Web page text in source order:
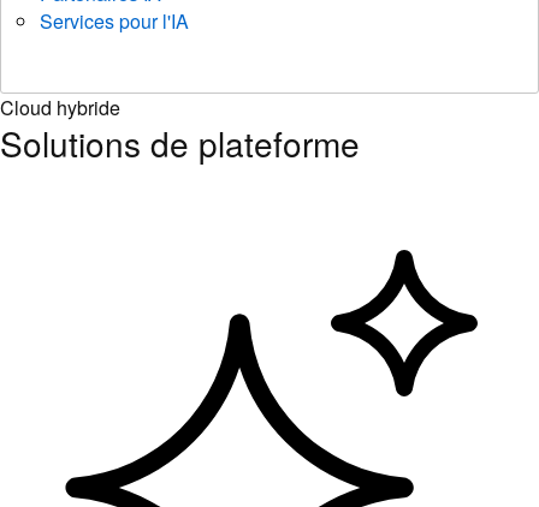
Services pour l'IA
Cloud hybride
Solutions de plateforme